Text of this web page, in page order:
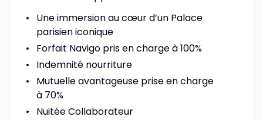
Une immersion au cœur d’un Palace
parisien iconique
Forfait Navigo pris en charge à 100%
Indemnité nourriture
Mutuelle avantageuse prise en charge
à 70%
Nuitée Collaborateur